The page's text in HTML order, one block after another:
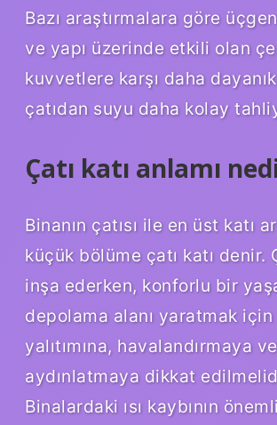
Bazı araştırmalara göre
ve yapı üzerinde etkili olan
kuvvetlere karşı daha
çatıdan suyu daha kolay
Çatı katı anlamı
Binanın çatısı ile en üst katı
küçük bölüme çatı katı denir.
inşa ederken, konforlu bir
depolama alanı yaratmak için
yalıtımına, havalandırmaya ve
aydınlatmaya dikkat
Binalardaki ısı kaybının